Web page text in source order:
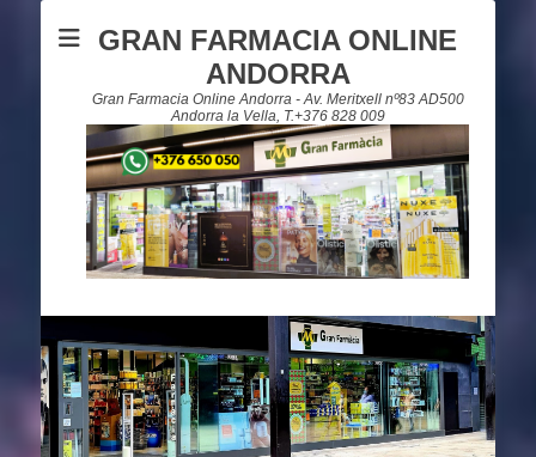
GRAN FARMACIA ONLINE
ANDORRA
Gran Farmacia Online Andorra - Av. Meritxell nº83 AD500
Andorra la Vella, T.+376 828 009